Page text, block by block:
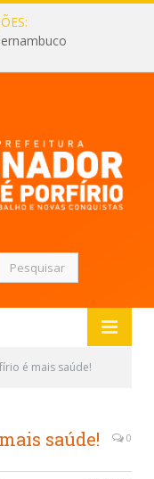
é mais saúde!
saúde! 0